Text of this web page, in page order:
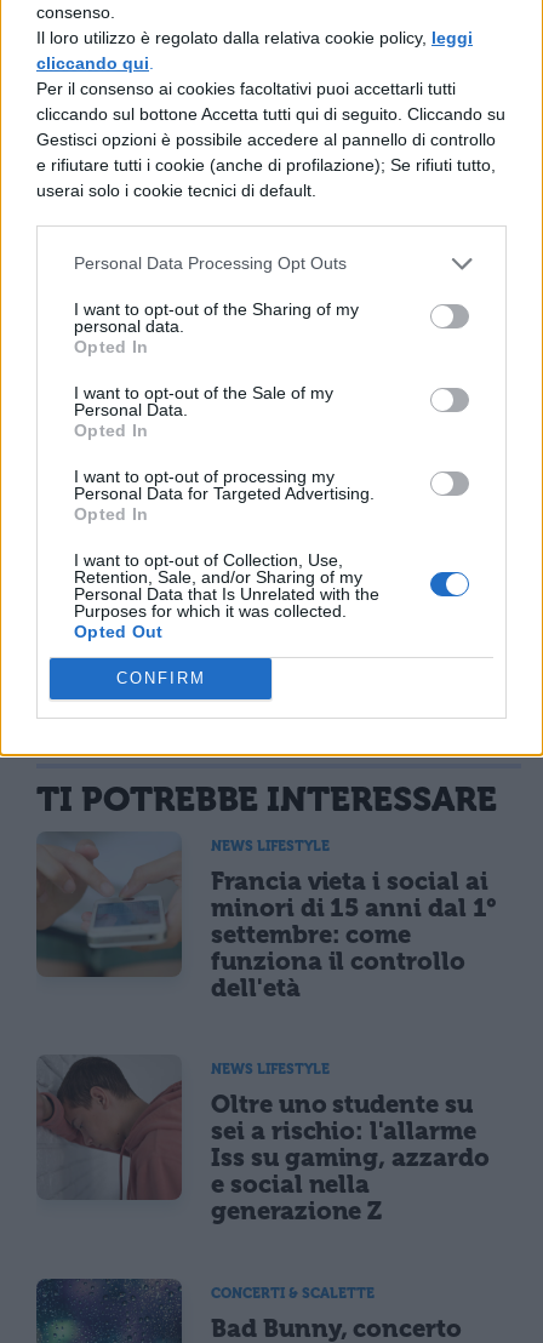
consenso.
Il loro utilizzo è regolato dalla relativa cookie policy, leggi
cliccando qui
Per il consenso ai cookies facoltativi puoi accettarli tutti
cliccando sul bottone Accetta tutti qui di seguito. Cliccando su
Gestisci opzioni è possibile accedere al pannello di controllo
e rifiutare tutti i cookie (anche di profilazione); Se rifiuti tutto,
userai solo i cookie tecnici di default.
Personal Data Processing Opt Outs
I want to opt-out of the Sharing of my
personal data.
Opted In
I want to opt-out of the Sale of my
Personal Data.
Opted In
I want to opt-out of processing my
Personal Data for Targeted Advertising.
Opted In
I want to opt-out of Collection, Use,
Retention, Sale, and/or Sharing of my
Personal Data that Is Unrelated with the
Purposes for which it was collected.
Opted Out
CONFIRM
“Matrix è un film cult per la mia generazione
– ha spiegato il protagonista Emile Hirsch,
interprete già apprezzato in “
di Sean Penn e“Alpha Dog”–volevo
lavorare con i fratelli ed ero certo che
avrebbero fatto qualcosa di buono” . Per
Mattew Fox, che nel film interpreta Racer X,
loro facce alla proiezione del film, adorano
le gare automobilistiche, è una passione di
famiglia”. I Wachowski Brothers non si sono
prestati al lancio mediatico del loro film,
ma le dichiarazioni del cast parlano chiaro
sulle aspettative di questo ultimo
capolavoro.
trailerdel film:
Dario Esposito La Rossa
TI POTREBBE INTERESSARE
NEWS LIFESTYLE
Francia vieta i social ai
minori di 15 anni dal 1°
settembre: come
funziona il controllo
dell'età
NEWS LIFESTYLE
Oltre uno studente su
sei a rischio: l'allarme
Iss su gaming, azzardo
e social nella
generazione Z
CONCERTI & SCALETTE
Bad Bunny, concerto